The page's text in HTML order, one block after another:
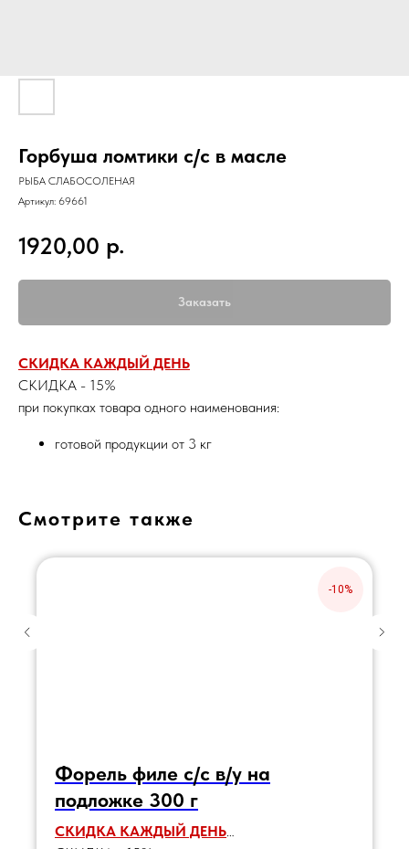
Горбуша ломтики с/с в масле
РЫБА СЛАБОСОЛЕНАЯ
Артикул: 69661
1920,00 р.
Заказать
СКИДКА КАЖДЫЙ ДЕНЬ
СКИДКА - 15%
при покупках товара одного наименования:
готовой продукции от 3 кг
Смотрите также
-10%
Форель филе с/с в/у на
подложке 300 г
СКИДКА КАЖДЫЙ ДЕНЬ